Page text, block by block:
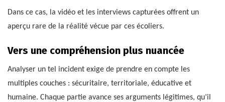
Dans ce cas, la vidéo et les interviews capturées offrent un
aperçu rare de la réalité vécue par ces écoliers.
Vers une compréhension plus nuancée
Analyser un tel incident exige de prendre en compte les
multiples couches : sécuritaire, territoriale, éducative et
humaine. Chaque partie avance ses arguments légitimes, qu’il